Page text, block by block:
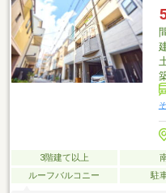
室は、ライフスタイルに合わ
だけます（別途工事費要）。
3階建て以上
ルーフバルコニー
駐